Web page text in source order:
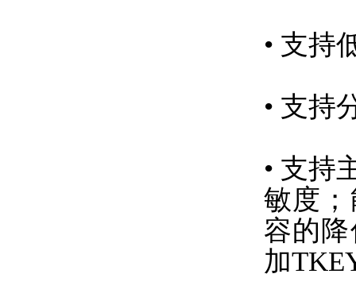
• 支持
• 支持
• 支持
敏度
容的
加